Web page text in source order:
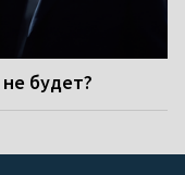
будет?